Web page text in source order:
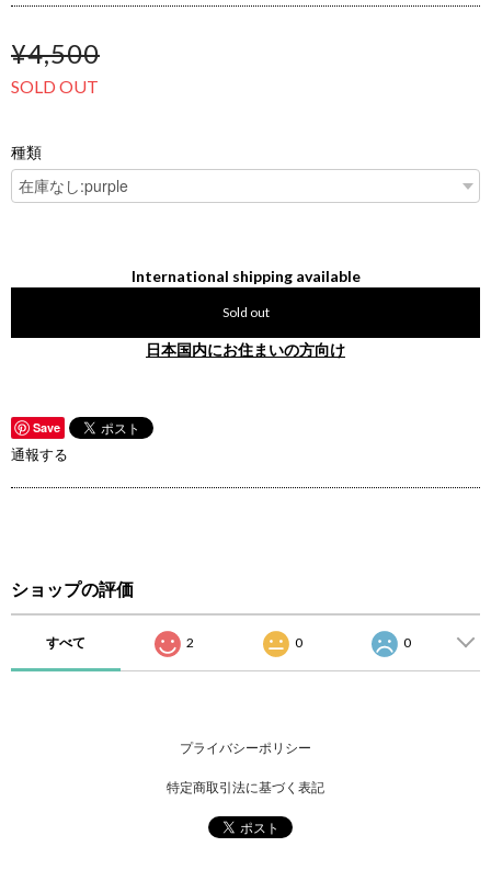
¥4,500
SOLD OUT
種類
International shipping available
Sold out
日本国内にお住まいの方向け
Save
通報する
ショップの評価
すべて 2 0 0
プライバシーポリシー
特定商取引法に基づく表記